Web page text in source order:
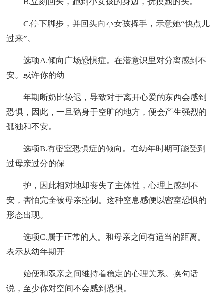
C.停下脚步，并回头向小女孩挥手，示意她“快点儿
过来”。
选项A.倾向广场恐惧症。在潜意识里对分离感到不
安。或许你的幼
年期断奶比较迟，导致对于离开心爱的东西会感到
恐惧，因此，一旦臵身于空旷的地方，便会产生强烈的
孤独和不安。
选项B.有密室恐惧症的倾向。在幼年时期可能受到
过母亲过分的保
护，因此相对地却丧失了主体性，心理上感到不
安，害怕完全被母亲控制。这种窒息感便以密室恐惧的
形态出现。
选项C.属于正常的人。和母亲之间有适当的距离。
表示从幼年期开
始便和双亲之间维持着稳定的心理关系。换句话
说，至少你对空间不会感到恐惧。